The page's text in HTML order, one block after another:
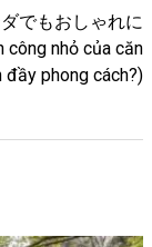
でもおしゃれに
công nhỏ của căn
đầy phong cách?)